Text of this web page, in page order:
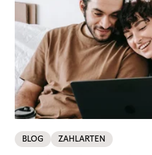
BLOG ZAHLARTEN